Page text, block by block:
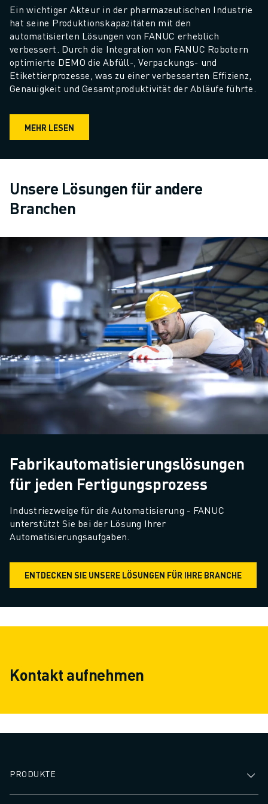
Ein wichtiger Akteur in der pharmazeutischen Industrie
hat seine Produktionskapazitäten mit den
automatisierten Lösungen von FANUC erheblich
verbessert. Durch die Integration von FANUC Robotern
optimierte DEMO die Abfüll-, Verpackungs- und
Etikettierprozesse, was zu einer verbesserten Effizienz,
Genauigkeit und Gesamtproduktivität der Abläufe führte.
MEHR LESEN
Unsere Lösungen für andere
Branchen
Fabrikautomatisierungslösungen
für jeden Fertigungsprozess
Industriezweige für die Automatisierung - FANUC
unterstützt Sie bei der Lösung Ihrer
Automatisierungsaufgaben.
ENTDECKEN SIE UNSERE LÖSUNGEN FÜR IHRE BRANCHE
Kontakt aufnehmen
PRODUKTE